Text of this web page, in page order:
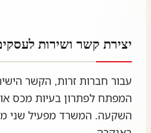
יצירת קשר ושירות
עבור חברות זרות, הקשר
המפתח לפתרון בעיות מכס
השקעה. המשרד מפעיל שני